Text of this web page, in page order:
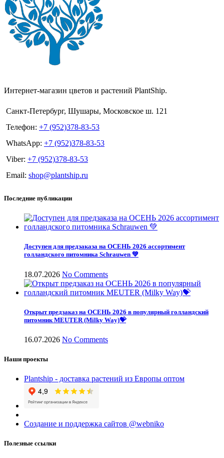
Интернет-магазин цветов и растений PlantShip.
Санкт-Петербург, Шушары, Московское ш. 121
Телефон: +7 (952)378-83-53
WhatsApp: +7 (952)378-83-53
Viber: +7 (952)378-83-53
Email: shop@plantship.ru
Последние публикации
Доступен для предзаказа на ОСЕНЬ 2026 ассортимент
голландского питомника Schrauwen 💚
18.07.2026 No Comments
Открыт предзаказ на ОСЕНЬ 2026 в популярный голландский
питомник MEUTER (Milky Way)💝
16.07.2026 No Comments
Наши проекты
Plantship - доставка растений из Европы оптом
Создание и поддержка сайтов @webniko
Полезные ссылки